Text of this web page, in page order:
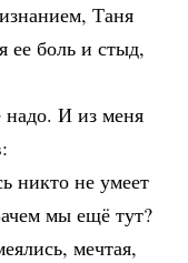
Таня
ее боль и стыд,
надо. И из меня
никто не умеет
мы ещё тут?
мечтая,